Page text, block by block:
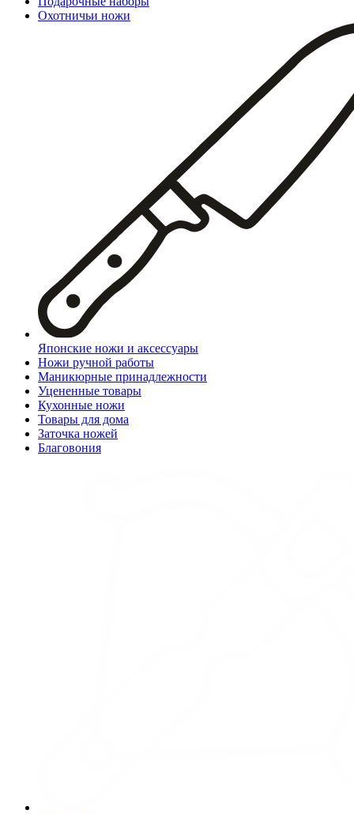
Охотничьи ножи
Японские ножи и аксессуары
Ножи ручной работы
Маникюрные принадлежности
Уцененные товары
Кухонные ножи
Товары для дома
Заточка ножей
Благовония